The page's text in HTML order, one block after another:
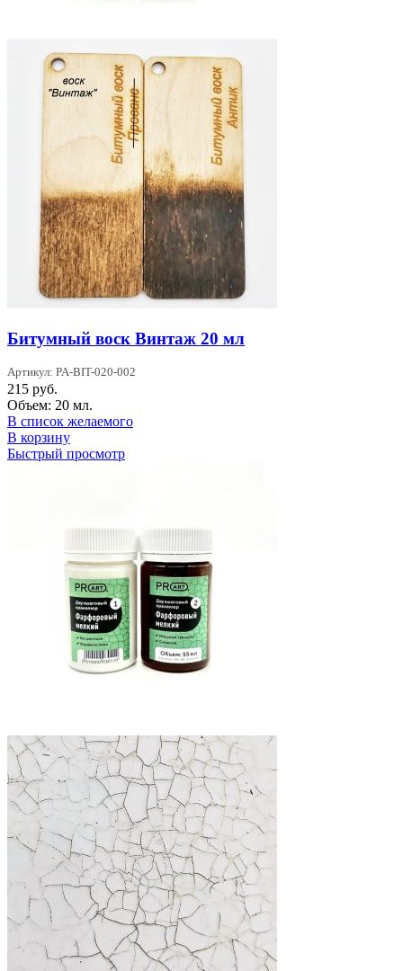
Битумный воск Винтаж 20 мл
Артикул: PA-BIT-020-002
215 руб.
Объем: 20 мл.
В список желаемого
В корзину
Быстрый просмотр